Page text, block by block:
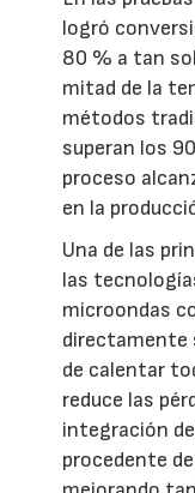
logró
80 % a tan
mitad de la
métodos
superan los
proceso
en la
Una de las
las
microondas
directamente
de calentar
reduce las
integración
procedente